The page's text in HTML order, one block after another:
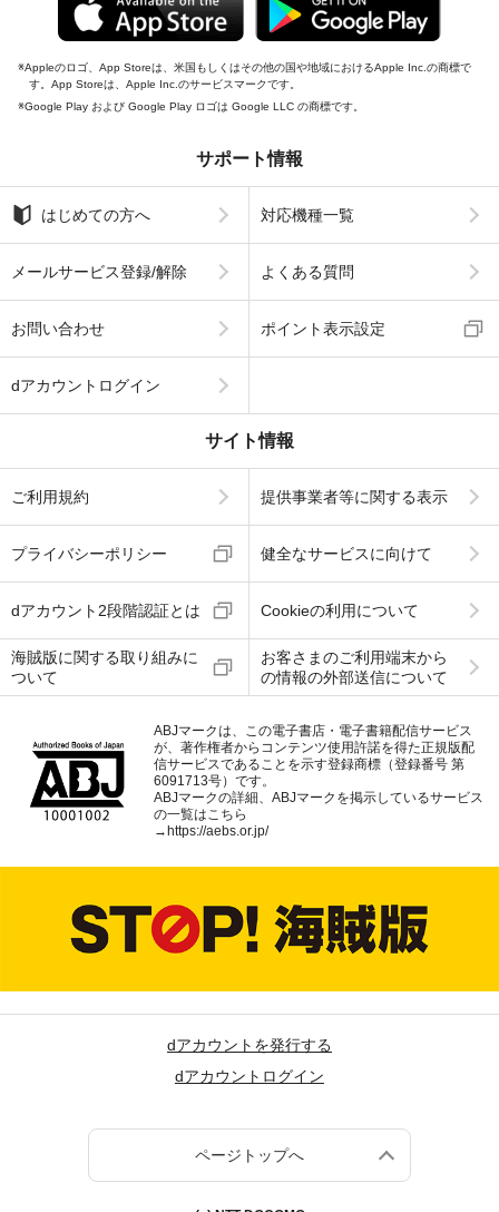
Appleのロゴ、App Storeは、米国もしくはその他の国や地域におけるApple Inc.の商標で
す。App Storeは、Apple Inc.のサービスマークです。
Google Play および Google Play ロゴは Google LLC の商標です。
サポート情報
はじめての方へ 対応機種一覧
メールサービス登録/解除 よくある質問
お問い合わせ ポイント表示設定
dアカウントログイン
サイト情報
ご利用規約 提供事業者等に関する表示
プライバシーポリシー 健全なサービスに向けて
dアカウント2段階認証とは Cookieの利用について
海賊版に関する取り組みに
ついて
お客さまのご利用端末から
の情報の外部送信について
ABJマークは、この電子書店・電子書籍配信サービス
が、著作権者からコンテンツ使用許諾を得た正規版配
信サービスであることを示す登録商標（登録番号 第
6091713号）です。
ABJマークの詳細、ABJマークを掲示しているサービス
の一覧はこちら
→ https://aebs.or.jp/
dアカウントを発行する
dアカウントログイン
ページトップへ